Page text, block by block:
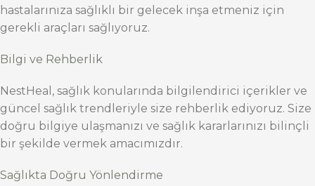
hastalarınıza sağlıklı bir gelecek inşa etmeniz için
gerekli araçları sağlıyoruz.
Bilgi ve Rehberlik
NestHeal, sağlık konularında bilgilendirici içerikler ve
güncel sağlık trendleriyle size rehberlik ediyoruz. Size
doğru bilgiye ulaşmanızı ve sağlık kararlarınızı bilinçli
bir şekilde vermek amacımızdır.
Sağlıkta Doğru Yönlendirme